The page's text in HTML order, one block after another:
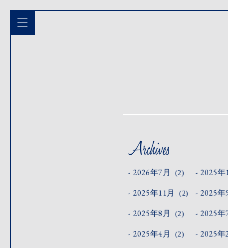
2026年7月 (2) 2025年
2025年11月 (2) 2025年
2025年8月 (2) 2025年
2025年4月 (2) 2025年